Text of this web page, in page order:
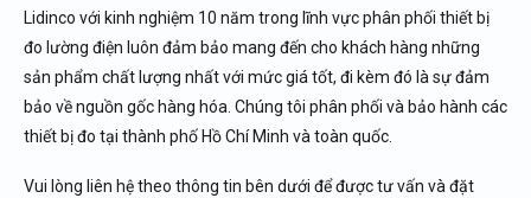
Lidinco với kinh nghiệm 10 năm trong lĩnh vực phân phối thiết bị
đo lường điện luôn đảm bảo mang đến cho khách hàng những
sản phẩm chất lượng nhất với mức giá tốt, đi kèm đó là sự đảm
bảo về nguồn gốc hàng hóa. Chúng tôi phân phối và bảo hành các
thiết bị đo tại thành phố Hồ Chí Minh và toàn quốc.
Vui lòng liên hệ theo thông tin bên dưới để được tư vấn và đặt